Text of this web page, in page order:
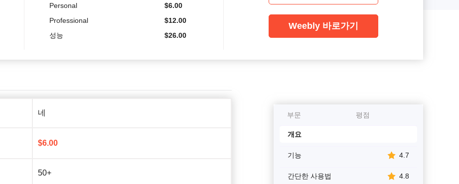
Personal
$6.00
Professional
$12.00
성능
$26.00
Weebly 바로가기
네
$6.00
50+
부문 평점
개요
기능 4.7
간단한 사용법 4.8